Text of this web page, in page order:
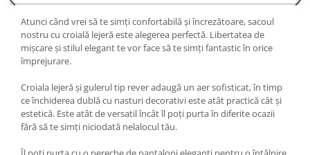
Atunci când vrei să te simți confortabilă și încrezătoare, sacoul
nostru cu croială lejeră este alegerea perfectă. Libertatea de
mișcare și stilul elegant te vor face să te simți fantastic în orice
împrejurare.
Croiala lejeră și gulerul tip rever adaugă un aer sofisticat, în timp
ce închiderea dublă cu nasturi decorativi este atât practică cât și
estetică. Este atât de versatil încât îl poți purta în diferite ocazii
fără să te simți niciodată nelalocul tău.